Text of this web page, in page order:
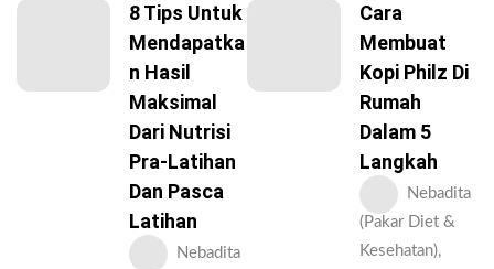
8 Tips Untuk
Mendapatka
N Hasil
Maksimal
Dari Nutrisi
Pra-Latihan
Dan Pasca
Latihan
Nebadita
Cara
Membuat
Kopi Philz Di
Rumah
Dalam 5
Langkah
Nebadita
(Pakar Diet &
Kesehatan),